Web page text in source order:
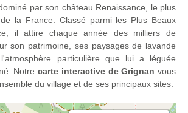
par son château Renaissance, le plus
la France. Classé parmi les Plus Beaux
il attire chaque année des milliers de
son patrimoine, ses paysages de lavande
particulière que lui a léguée
Notre carte interactive de Grignan vous
du village et de ses principaux sites.